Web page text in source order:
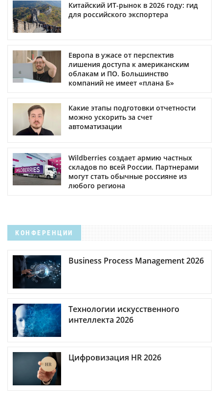
Китайский ИТ-рынок в 2026 году: гид
для российского экспортера
Европа в ужасе от перспектив
лишения доступа к американским
облакам и ПО. Большинство
компаний не имеет «плана Б»
Какие этапы подготовки отчетности
можно ускорить за счет
автоматизации
Wildberries создает армию частных
складов по всей России. Партнерами
могут стать обычные россияне из
любого региона
КОНФЕРЕНЦИИ
Business Process Management 2026
Технологии искусственного
интеллекта 2026
Цифровизация HR 2026